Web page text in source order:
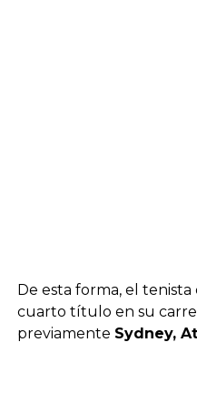
De esta forma, el tenista
cuarto título en su
previamente Sydney,